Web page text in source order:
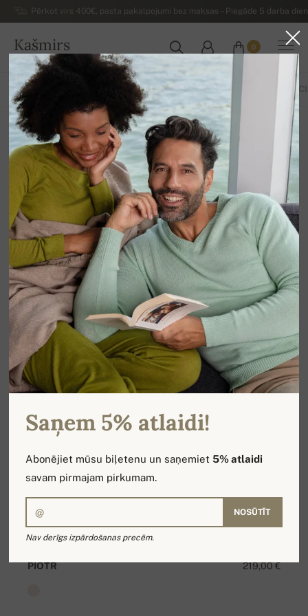
Pērkot virs 400€, pasta pakalpojumi bez maksas – Piegāde 5 darba
Kašmirs
LATVIJA
0
Džemperi no kamieļa
12 Sakārtot Filtrs
VISS PAVASARIS / VASARA EKSKLUZĪVI 2026
219,00 €
PIOTR
Saņem 5% atlaidi!
Abonējiet mūsu biļetenu un saņemiet5% atlaidi
savam pirmajam pirkumam.
NOSŪTĪT
Nav derīgs izpārdošanas precēm.